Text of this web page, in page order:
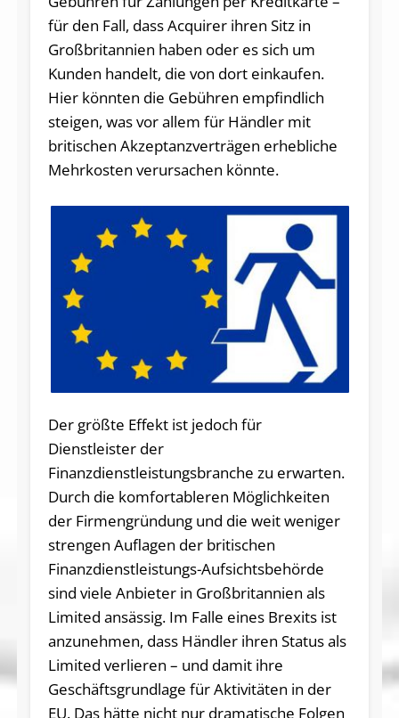
für den Fall, dass Acquirer ihren Sitz in
Großbritannien haben oder es sich um
Kunden handelt, die von dort einkaufen.
Hier könnten die Gebühren empfindlich
steigen, was vor allem für Händler mit
britischen Akzeptanzverträgen erhebliche
Mehrkosten verursachen könnte.
Der größte Effekt ist jedoch für
Dienstleister der
Finanzdienstleistungsbranche zu erwarten.
Durch die komfortableren Möglichkeiten
der Firmengründung und die weit weniger
strengen Auflagen der britischen
Finanzdienstleistungs-Aufsichtsbehörde
sind viele Anbieter in Großbritannien als
Limited ansässig. Im Falle eines Brexits ist
anzunehmen, dass Händler ihren Status als
Limited verlieren – und damit ihre
Geschäftsgrundlage für Aktivitäten in der
EU. Das hätte nicht nur dramatische Folgen